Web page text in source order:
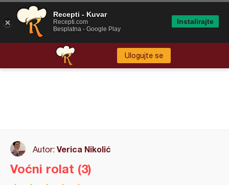
Ulogujte se
Autor: Verica Nikolić
Voćni rolat (3)
Recepti - Kuvar
Recepti.com
Besplatna - Google Play
Instalirajte